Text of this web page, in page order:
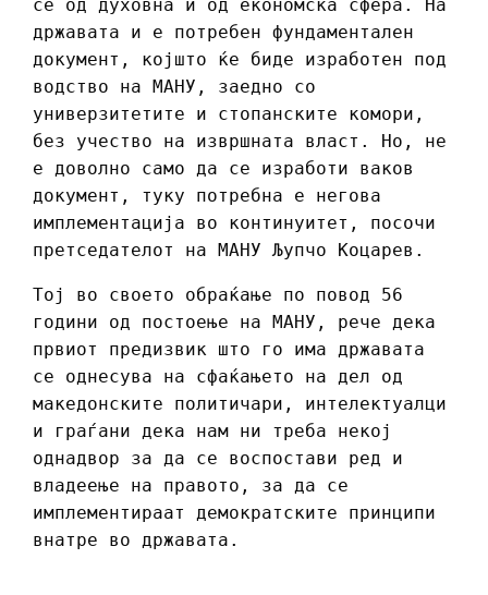
се од духовна и од економска сфера. На
државата и е потребен фундаментален
документ, којшто ќе биде изработен под
водство на МАНУ, заедно со
универзитетите и стопанските комори,
без учество на извршната власт. Но, не
е доволно само да се изработи ваков
документ, туку потребна е негова
имплементација во континуитет, посочи
претседателот на МАНУ Љупчо Коцарев.
Тој во своето обраќање по повод 56
години од постоење на МАНУ, рече дека
првиот предизвик што го има државата
се однесува на сфаќањето на дел од
македонските политичари, интелектуалци
и граѓани дека нам ни треба некој
однадвор за да се воспостави ред и
владеење на правото, за да се
имплементираат демократските принципи
внатре во државата.